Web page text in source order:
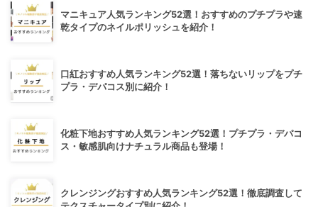
マニキュア人気ランキング52選！おすすめのプチプラや速
乾タイプのネイルポリッシュを紹介！
口紅おすすめ人気ランキング52選！落ちないリップをプチ
プラ・デパコス別に紹介！
化粧下地おすすめ人気ランキング52選！プチプラ・デパコ
ス・敏感肌向けナチュラル商品も登場！
クレンジングおすすめ人気ランキング52選！徹底調査して